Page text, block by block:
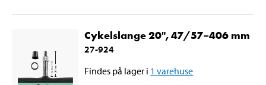
Cykelslange 20", 47/57–406 mm
27-924
Findes på lager i 1 varehuse